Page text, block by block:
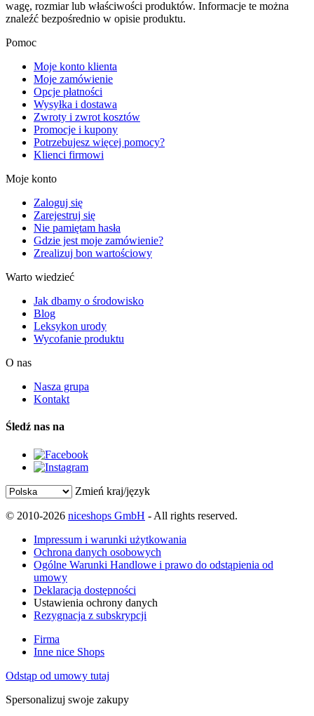
wagę, rozmiar lub właściwości produktów. Informacje te można
znaleźć bezpośrednio w opisie produktu.
Pomoc
Moje konto klienta
Moje zamówienie
Opcje płatności
Wysyłka i dostawa
Zwroty i zwrot kosztów
Promocje i kupony
Potrzebujesz więcej pomocy?
Klienci firmowi
Moje konto
Zaloguj się
Zarejestruj się
Nie pamiętam hasła
Gdzie jest moje zamówienie?
Zrealizuj bon wartościowy
Warto wiedzieć
Jak dbamy o środowisko
Blog
Leksykon urody
Wycofanie produktu
O nas
Nasza grupa
Kontakt
Śledź nas na
Zmień kraj/język
© 2010-2026 niceshops GmbH - All rights reserved.
Impressum i warunki użytkowania
Ochrona danych osobowych
Ogólne Warunki Handlowe i prawo do odstąpienia od
umowy
Deklaracja dostępności
Ustawienia ochrony danych
Rezygnacja z subskrypcji
Firma
Inne nice Shops
Odstąp od umowy tutaj
Spersonalizuj swoje zakupy